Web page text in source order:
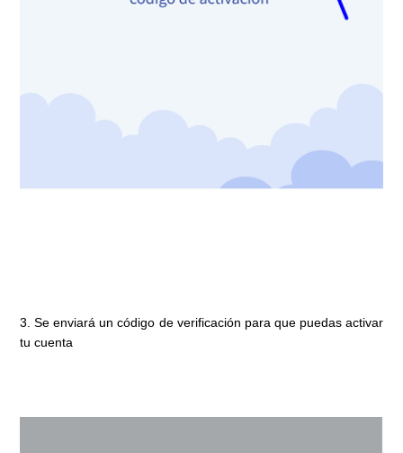
3. Se enviará un código de verificación para que puedas activar
tu cuenta